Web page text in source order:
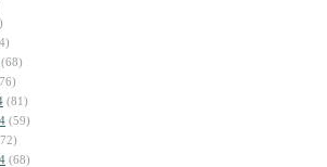
(68)
(81)
(59)
(68)